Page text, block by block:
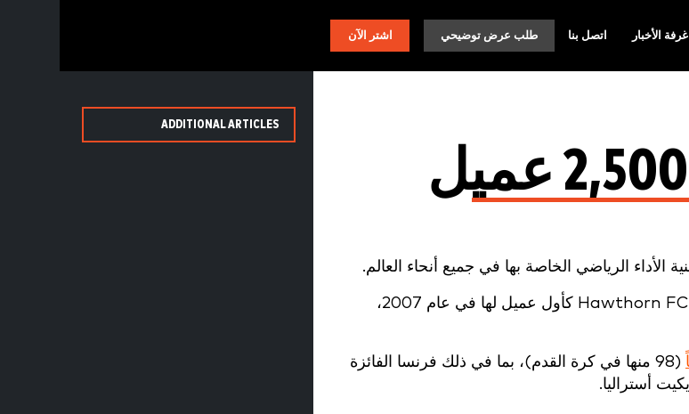
غرفة الأخبار اتصل بنا طلب عرض توضيحي اشتر الآن
وقد نمت الشركة بسرعة منذ أن وقع فريق كرة القدم الأسترالي Hawthorn FC كأول عميل لها في عام 2007،
(98 منها في كرة القدم)، بما في ذلك فرنسا الفائزة
ADDITIONAL ARTICLES